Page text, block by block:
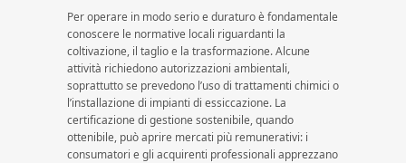
Per operare in modo serio e duraturo è fondamentale
conoscere le normative locali riguardanti la
coltivazione, il taglio e la trasformazione. Alcune
attività richiedono autorizzazioni ambientali,
soprattutto se prevedono l’uso di trattamenti chimici o
l’installazione di impianti di essiccazione. La
certificazione di gestione sostenibile, quando
ottenibile, può aprire mercati più remunerativi: i
consumatori e gli acquirenti professionali apprezzano